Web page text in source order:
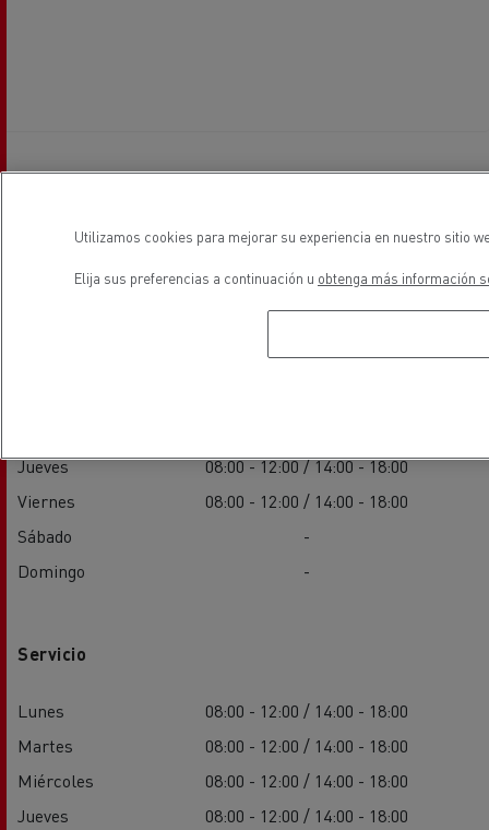
08:00 - 12:00 / 14:00 - 18:00
Jueves
08:00 - 12:00 / 14:00 - 18:00
Viernes
08:00 - 12:00 / 14:00 - 18:00
Sábado
-
Domingo
-
Servicio
Lunes
08:00 - 12:00 / 14:00 - 18:00
Martes
08:00 - 12:00 / 14:00 - 18:00
Miércoles
08:00 - 12:00 / 14:00 - 18:00
Jueves
08:00 - 12:00 / 14:00 - 18:00
Utilizamos cookies para mejorar su experiencia en nuestro sitio
Elija sus preferencias a continuación u obtenga más información